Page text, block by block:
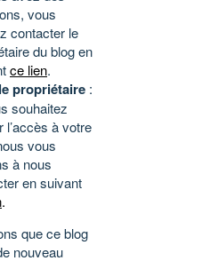
vous
contacter le
du blog en
ce lien.
propriétaire :
souhaitez
l’accès à votre
vous
à nous
en suivant
.
que ce blog
nouveau